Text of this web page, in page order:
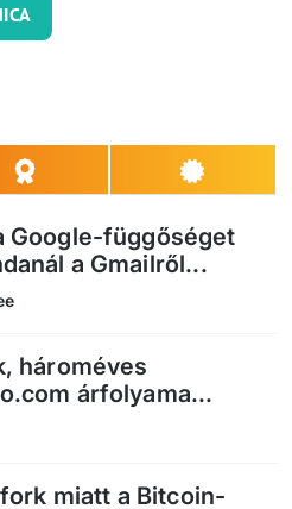
Google-függőséget
a Gmailről...
hároméves
árfolyama...
miatt a Bitcoin-